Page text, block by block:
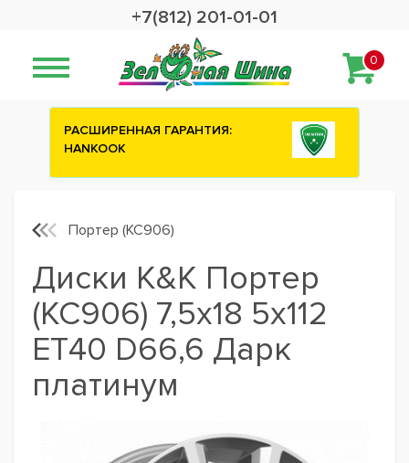
+7(812) 201-01-01
0
Сashback 2500 рублей на зимние
Портер (КС906)
Диски K&K Портер
(КС906) 7,5x18 5x112
ET40 D66,6 Дарк
платинум